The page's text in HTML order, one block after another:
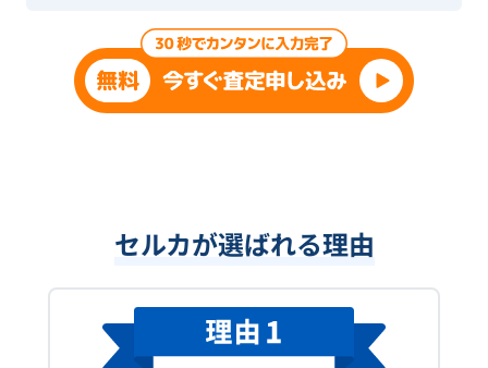
セルカが選ばれる理由